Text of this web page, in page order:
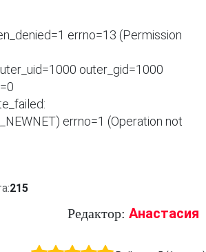
errno=13 (Permission
outer_gid=1000
errno=1 (Operation not
215
Редактор: Анастасия